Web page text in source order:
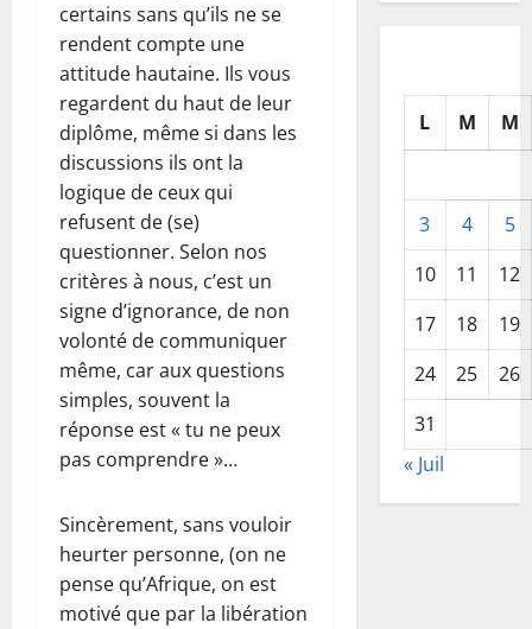
certains sans qu’ils ne se
rendent compte une
attitude hautaine. Ils vous
regardent du haut de leur
diplôme, même si dans les
discussions ils ont la
logique de ceux qui
refusent de (se)
questionner. Selon nos
critères à nous, c’est un
signe d’ignorance, de non
volonté de communiquer
même, car aux questions
simples, souvent la
réponse est « tu ne peux
pas comprendre »…
Sincèrement, sans vouloir
heurter personne, (on ne
pense qu’Afrique, on est
motivé que par la libération
L M M
3 4
5
10
11
12
17
18
19
24
25
26
31
« Juil